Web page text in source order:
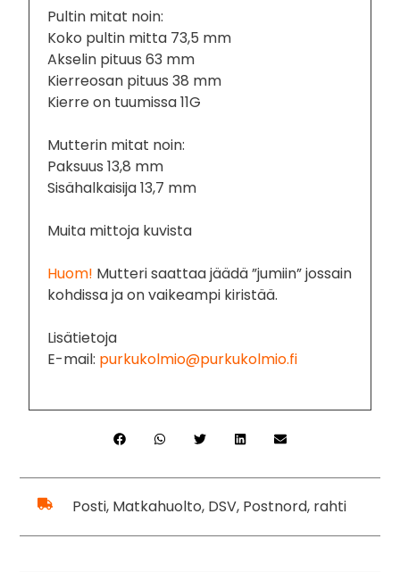
Pultin mitat noin:
Koko pultin mitta 73,5 mm
Akselin pituus 63 mm
Kierreosan pituus 38 mm
Kierre on tuumissa 11G
Mutterin mitat noin:
Paksuus 13,8 mm
Sisähalkaisija 13,7 mm
Muita mittoja kuvista
Huom! Mutteri saattaa jäädä ”jumiin” jossain
kohdissa ja on vaikeampi kiristää.
Lisätietoja
E-mail: purkukolmio@purkukolmio.fi
Posti, Matkahuolto, DSV, Postnord, rahti